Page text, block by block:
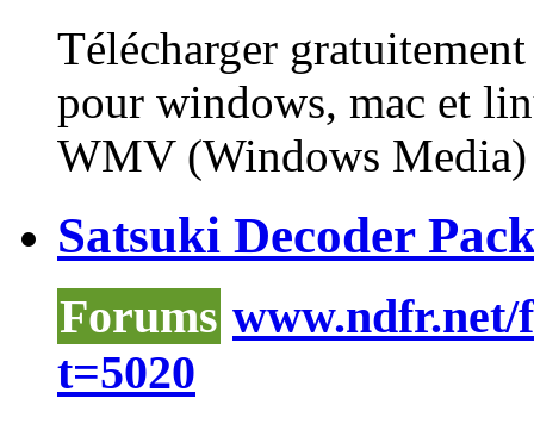
Télécharger
pour windows, mac et
WMV(Windows
Satsuki Decoder
Forums www.ndfr.net/
t=5020